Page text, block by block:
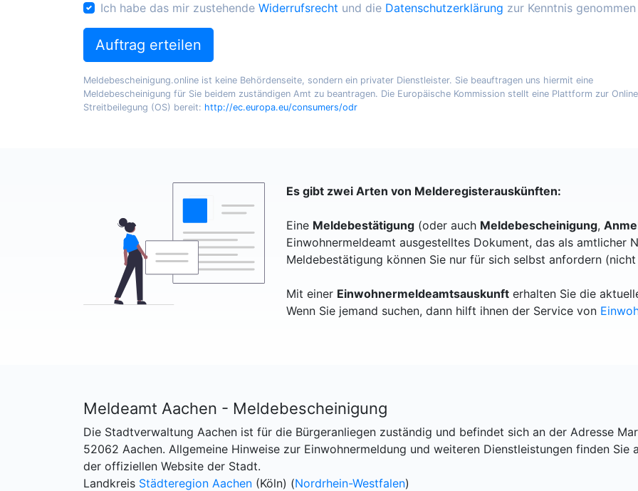
Ich habe das mir zustehende Widerrufsrecht und die Datenschutzerklärung zur Kenntnis genommen
Auftrag erteilen
Meldebescheinigung.online ist keine Behördenseite, sondern ein privater Dienstleister. Sie beauftragen uns hiermit eine
Meldebescheinigung für Sie beidem zuständigen Amt zu beantragen. Die Europäische Kommission stellt eine Plattform zur
Streitbeilegung (OS) bereit: http://ec.europa.eu/consumers/odr
Es gibt zwei Arten von Melderegisterauskünften:
Eine Meldebestätigung (oder auch Meldebescheinigung,
Einwohnermeldeamt ausgestelltes Dokument, das als amtlicher
Meldebestätigung können Sie nur für sich selbst anfordern
Mit einer Einwohnermeldeamtsauskunft erhalten Sie die
Wenn Sie jemand suchen, dann hilft ihnen der Service von
Meldeamt Aachen - Meldebescheinigung
Die Stadtverwaltung Aachen ist für die Bürgeranliegen zuständig und befindet sich an der Adresse
52062 Aachen. Allgemeine Hinweise zur Einwohnermeldung und weiteren Dienstleistungen finden Sie
der offiziellen Website der Stadt.
Landkreis Städteregion Aachen (Köln) (Nordrhein-Westfalen)